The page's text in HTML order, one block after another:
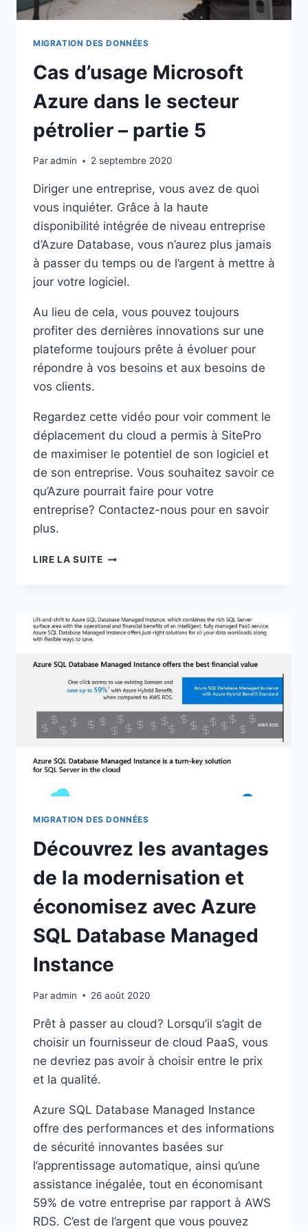
MIGRATION DES DONNÉES
Cas d’usage Microsoft
Azure dans le secteur
pétrolier – partie 5
Paradmin 2 septembre 2020
Diriger une entreprise, vous avez de quoi
vous inquiéter. Grâce à la haute
disponibilité intégrée de niveau entreprise
d’Azure Database, vous n’aurez plus jamais
à passer du temps ou de l’argent à mettre à
jour votre logiciel.
Au lieu de cela, vous pouvez toujours
profiter des dernières innovations sur une
plateforme toujours prête à évoluer pour
répondre à vos besoins et aux besoins de
vos clients.
Regardez cette vidéo pour voir comment le
déplacement du cloud a permis à SitePro
de maximiser le potentiel de son logiciel et
de son entreprise. Vous souhaitez savoir ce
qu’Azure pourrait faire pour votre
entreprise? Contactez-nous pour en savoir
plus.
LIRE LA SUITECAS
LE
PARTIE
5
MIGRATION DES DONNÉES
Découvrez les avantages
de la modernisation et
économisez avec Azure
SQL Database Managed
Instance
Paradmin 26 août 2020
Prêt à passer au cloud? Lorsqu’il s’agit de
choisir un fournisseur de cloud PaaS, vous
ne devriez pas avoir à choisir entre le prix
et la qualité.
Azure SQL Database Managed Instance
offre des performances et des informations
de sécurité innovantes basées sur
l’apprentissage automatique, ainsi qu’une
assistance inégalée, tout en économisant
59% de votre entreprise par rapport à AWS
RDS. C’est de l’argent que vous pouvez